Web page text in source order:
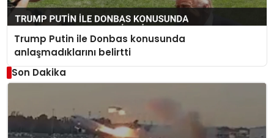
Trump Putin ile Donbas konusunda
anlaşmadıklarını belirtti
Son Dakika